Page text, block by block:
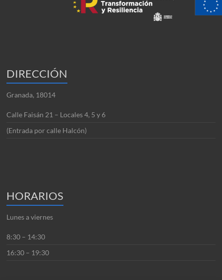
DIRECCIÓN
Granada, 18014
Calle Faisán 21 – Locales 4, 5 y 6
(Entrada por calle Halcón)
HORARIOS
Lunes a viernes
8:30 – 14:30
16:30 – 19:30